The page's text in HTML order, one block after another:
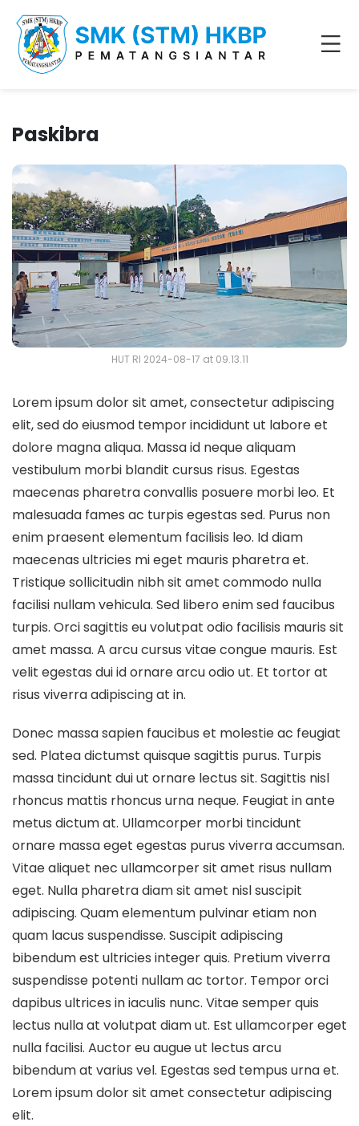
Paskibra
HUT RI 2024-08-17 at 09.13.11
Lorem ipsum dolor sit amet, consectetur adipiscing
elit, sed do eiusmod tempor incididunt ut labore et
dolore magna aliqua. Massa id neque aliquam
vestibulum morbi blandit cursus risus. Egestas
maecenas pharetra convallis posuere morbi leo. Et
malesuada fames ac turpis egestas sed. Purus non
enim praesent elementum facilisis leo. Id diam
maecenas ultricies mi eget mauris pharetra et.
Tristique sollicitudin nibh sit amet commodo nulla
facilisi nullam vehicula. Sed libero enim sed faucibus
turpis. Orci sagittis eu volutpat odio facilisis mauris sit
amet massa. A arcu cursus vitae congue mauris. Est
velit egestas dui id ornare arcu odio ut. Et tortor at
risus viverra adipiscing at in.
Donec massa sapien faucibus et molestie ac feugiat
sed. Platea dictumst quisque sagittis purus. Turpis
massa tincidunt dui ut ornare lectus sit. Sagittis nisl
rhoncus mattis rhoncus urna neque. Feugiat in ante
metus dictum at. Ullamcorper morbi tincidunt
ornare massa eget egestas purus viverra accumsan.
Vitae aliquet nec ullamcorper sit amet risus nullam
eget. Nulla pharetra diam sit amet nisl suscipit
adipiscing. Quam elementum pulvinar etiam non
quam lacus suspendisse. Suscipit adipiscing
bibendum est ultricies integer quis. Pretium viverra
suspendisse potenti nullam ac tortor. Tempor orci
dapibus ultrices in iaculis nunc. Vitae semper quis
lectus nulla at volutpat diam ut. Est ullamcorper eget
nulla facilisi. Auctor eu augue ut lectus arcu
bibendum at varius vel. Egestas sed tempus urna et.
Lorem ipsum dolor sit amet consectetur adipiscing
elit.